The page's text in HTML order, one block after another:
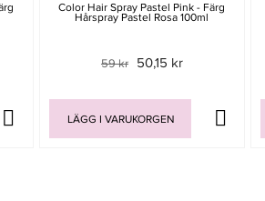
Color Hair Spray Pastel Pink - Färg
Hårspray Pastel Rosa 100ml
59 kr 50,15 kr
LÄGG I VARUKORGEN